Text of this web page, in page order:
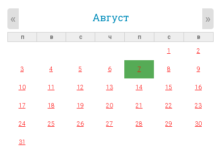
Август
« »
п в с ч п с
в
1
2
3 4 5 6 7 8 9
10 11 12 13 14 15 16
17 18 19 20 21 22 23
24 25 26 27 28 29 30
31